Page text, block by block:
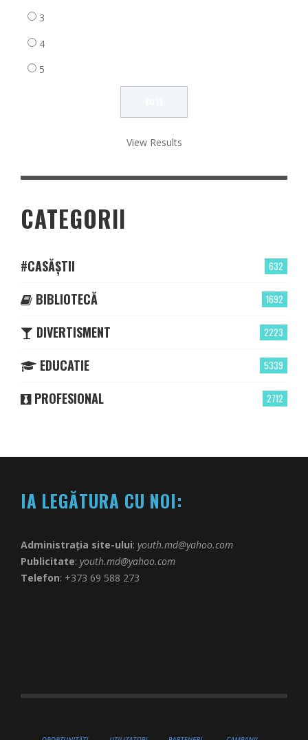
3
4
5
View Results
CATEGORII
632
#CASĂȘTII
1692
BIBLIOTECĂ
2223
DIVERTISMENT
5339
EDUCATIE
2712
PROFESIONAL
IA LEGĂTURA CU NOI:
Administrația site-ului: youth.md@yahoo.com
Publicitate: youth.md@yahoo.com
Telefon: +373 69 588 273